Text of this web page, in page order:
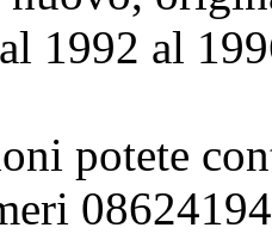
1992 al
potete